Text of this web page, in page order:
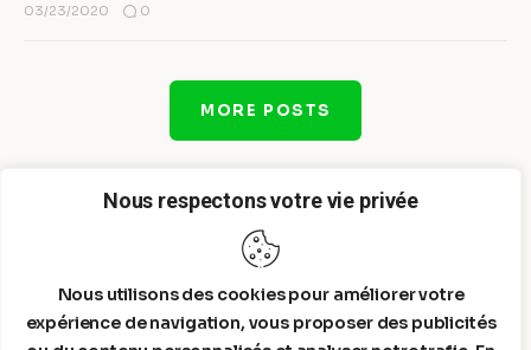
Nous respectons votre vie privée
Nous utilisons des cookies pour améliorer votre
expérience de navigation, vous proposer des publicités
03/23/2020 0
MORE POSTS